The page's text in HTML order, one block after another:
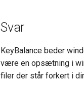
Svar
KeyBalance beder
være en opsætning i
filer der står forkert i